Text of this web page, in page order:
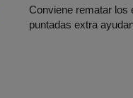
Conviene rematar
puntadas extra